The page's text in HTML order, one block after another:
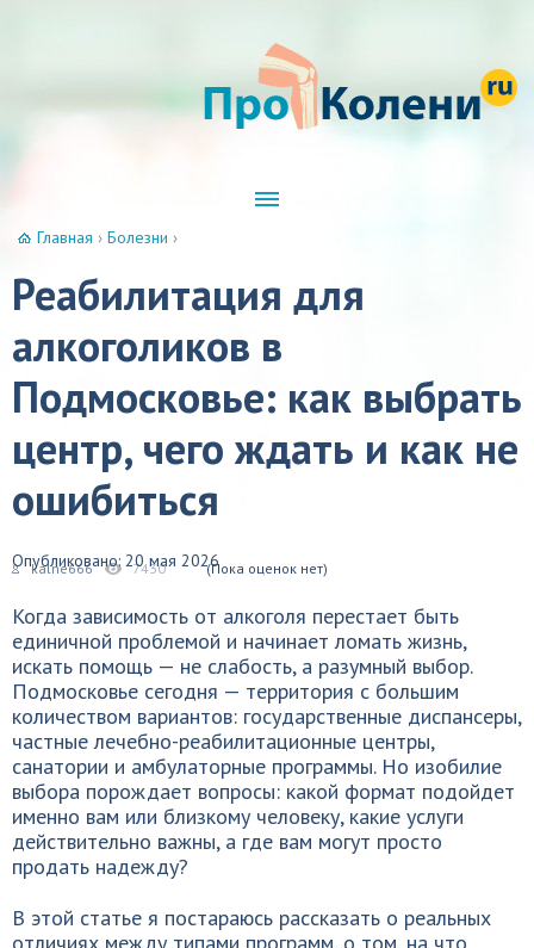
Главная › Болезни ›
Реабилитация для
алкоголиков в
Подмосковье: как выбрать
центр, чего ждать и как не
ошибиться
Опубликовано: 20 мая 2026
kalne666 7430 (Пока оценок нет)
Когда зависимость от алкоголя перестает быть
единичной проблемой и начинает ломать жизнь,
искать помощь — не слабость, а разумный выбор.
Подмосковье сегодня — территория с большим
количеством вариантов: государственные диспансеры,
частные лечебно-реабилитационные центры,
санатории и амбулаторные программы. Но изобилие
выбора порождает вопросы: какой формат подойдет
именно вам или близкому человеку, какие услуги
действительно важны, а где вам могут просто
продать надежду?
В этой статье я постараюсь рассказать о реальных